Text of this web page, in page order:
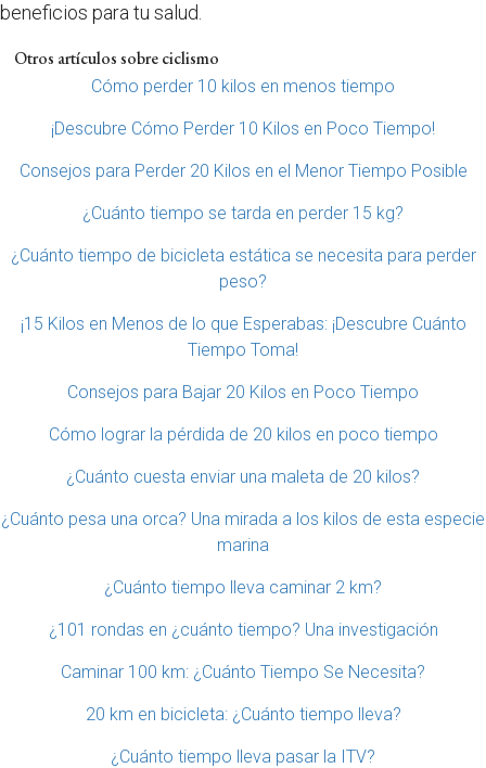
beneficios para tu salud.
Otros artículos sobre ciclismo
Cómo perder 10 kilos en menos tiempo
¡Descubre Cómo Perder 10 Kilos en Poco Tiempo!
Consejos para Perder 20 Kilos en el Menor Tiempo Posible
¿Cuánto tiempo se tarda en perder 15 kg?
¿Cuánto tiempo de bicicleta estática se necesita para perder
peso?
¡15 Kilos en Menos de lo que Esperabas: ¡Descubre Cuánto
Tiempo Toma!
Consejos para Bajar 20 Kilos en Poco Tiempo
Cómo lograr la pérdida de 20 kilos en poco tiempo
¿Cuánto cuesta enviar una maleta de 20 kilos?
¿Cuánto pesa una orca? Una mirada a los kilos de esta especie
marina
¿Cuánto tiempo lleva caminar 2 km?
¿101 rondas en ¿cuánto tiempo? Una investigación
Caminar 100 km: ¿Cuánto Tiempo Se Necesita?
20 km en bicicleta: ¿Cuánto tiempo lleva?
¿Cuánto tiempo lleva pasar la ITV?